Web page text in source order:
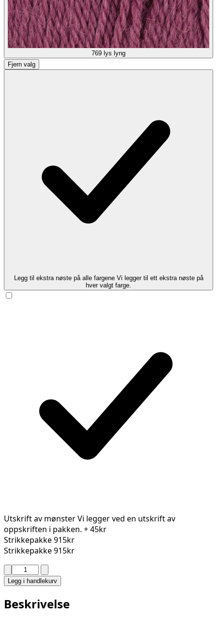
769 lys lyng
Fjern valg
Legg til ekstra nøste på alle fargene Vi legger til ett ekstra nøste på
hver valgt farge.
Utskrift av mønsterVi legger ved en utskrift av
oppskriften i pakken. + 45kr
Strikkepakke915kr
Strikkepakke915kr
HESNES
SKJØRT
2521-
2
antall
Legg i handlekurv
Beskrivelse